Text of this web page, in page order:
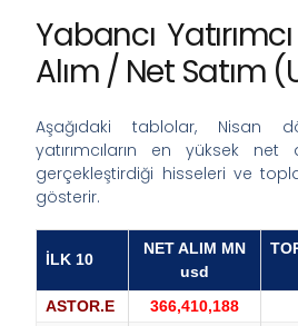
Yabancı
Alım / Net Satım
Aşağıdaki tablolar, Nisan
yatırımcıların en yüksek
gerçekleştirdiği hisseleri ve
gösterir.
İLK 10
NET ALIM MN
usd
ASTOR.E
366,410,188